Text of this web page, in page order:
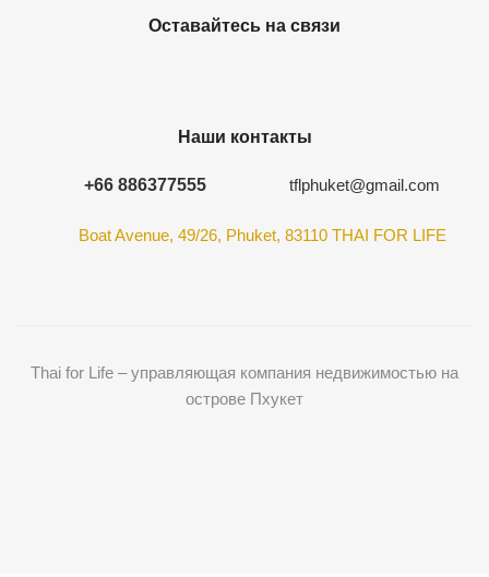
Оставайтесь на связи
Наши контакты
+66 886377555 tflphuket@gmail.com
Boat Avenue, 49/26, Phuket, 83110 THAI FOR LIFE
Thai for Life – управляющая компания недвижимостью на
острове Пхукет